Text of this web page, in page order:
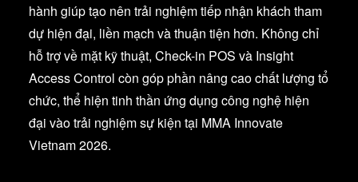
hành giúp tạo nên trải nghiệm tiếp nhận khách tham
dự hiện đại, liền mạch và thuận tiện hơn. Không chỉ
hỗ trợ về mặt kỹ thuật, Check-in POS và Insight
Access Control còn góp phần nâng cao chất lượng tổ
chức, thể hiện tinh thần ứng dụng công nghệ hiện
đại vào trải nghiệm sự kiện tại MMA Innovate
Vietnam 2026.